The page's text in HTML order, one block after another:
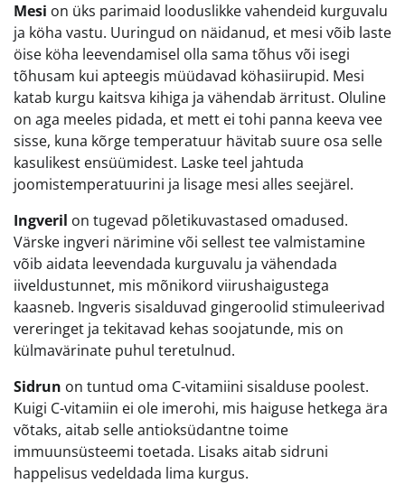
Mesi on üks parimaid looduslikke vahendeid kurguvalu
ja köha vastu. Uuringud on näidanud, et mesi võib laste
öise köha leevendamisel olla sama tõhus või isegi
tõhusam kui apteegis müüdavad köhasiirupid. Mesi
katab kurgu kaitsva kihiga ja vähendab ärritust. Oluline
on aga meeles pidada, et mett ei tohi panna keeva vee
sisse, kuna kõrge temperatuur hävitab suure osa selle
kasulikest ensüümidest. Laske teel jahtuda
joomistemperatuurini ja lisage mesi alles seejärel.
Ingveril on tugevad põletikuvastased omadused.
Värske ingveri närimine või sellest tee valmistamine
võib aidata leevendada kurguvalu ja vähendada
iiveldustunnet, mis mõnikord viirushaigustega
kaasneb. Ingveris sisalduvad gingeroolid stimuleerivad
vereringet ja tekitavad kehas soojatunde, mis on
külmavärinate puhul teretulnud.
Sidrun on tuntud oma C-vitamiini sisalduse poolest.
Kuigi C-vitamiin ei ole imerohi, mis haiguse hetkega ära
võtaks, aitab selle antioksüdantne toime
immuunsüsteemi toetada. Lisaks aitab sidruni
happelisus vedeldada lima kurgus.